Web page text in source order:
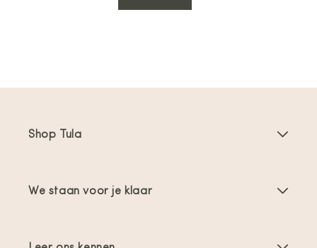
Shop Tula
We staan voor je klaar